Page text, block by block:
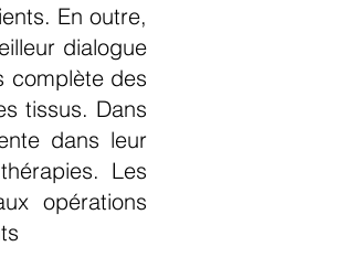
En outre,
dialogue
complète des
tissus. Dans
dans leur
Les
opérations